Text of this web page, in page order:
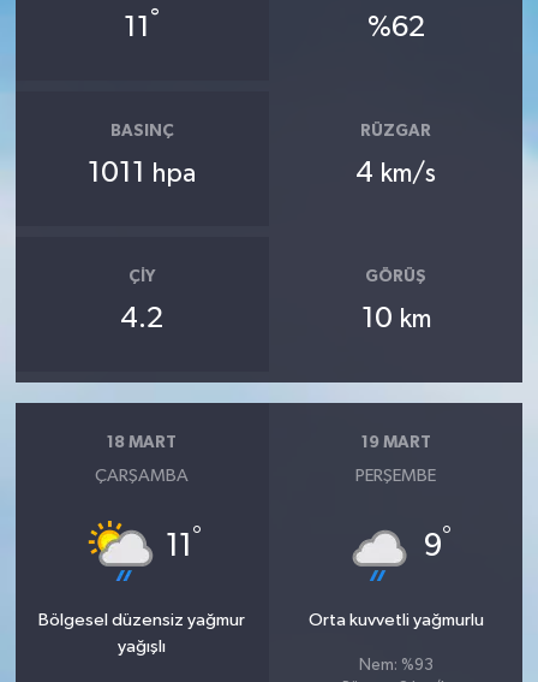
11 ° %62
BASINÇ
1011 hpa
RÜZGAR
4 km/s
ÇIY
4.2
GÖRÜŞ
10 km
18 MART
ÇARŞAMBA
11 °
Bölgesel düzensiz yağmur
yağışlı
19 MART
PERŞEMBE
9°
Orta kuvvetli yağmurlu
Nem: %93